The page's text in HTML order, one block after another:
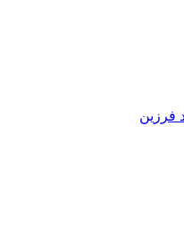
فرزین